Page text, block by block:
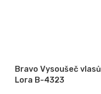
Bravo Vysoušeč vlasů
Lora B-4323